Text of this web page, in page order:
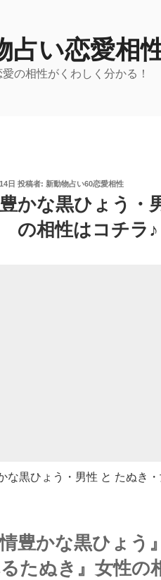
占い恋愛相
の相性がくわしく分かる！
日 投稿者: 新動物占い60恋愛相性
かな黒ひょう
の相性はコチラ♪
な黒ひょう・男性 と たぬき
情豊かな黒ひょう
たぬき』女性の